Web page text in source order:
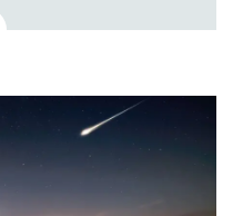
noe vi bør skrive